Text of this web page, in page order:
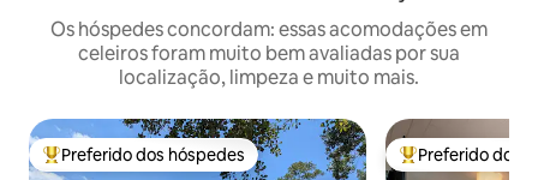
Os hóspedes concordam: essas acomodações em
celeiros foram muito bem avaliadas por sua
localização, limpeza e muito mais.
Entre os melhores preferidos dos hóspedes
Preferido dos hóspedes Entre os
Preferido dos